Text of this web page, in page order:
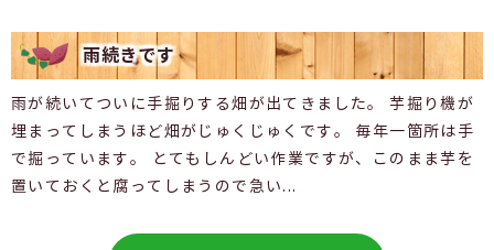
雨続きです
雨が続いてついに手掘りする畑が出てきました。 芋掘り機が
埋まってしまうほど畑がじゅくじゅくです。 毎年一箇所は手
で掘っています。 とてもしんどい作業ですが、このまま芋を
置いておくと腐ってしまうので急い...